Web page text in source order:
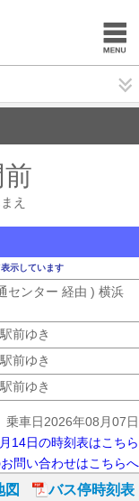
え
示しています
センター 経由 ) 横浜
前ゆき
前ゆき
前ゆき
乗車日2026年08月07日
14日の時刻表はこちら
問い合わせはこちらへ
図
バス停時刻表